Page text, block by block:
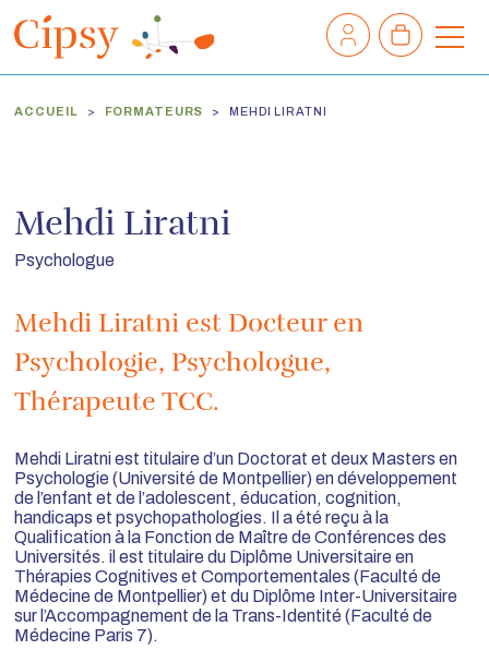
Mon
compte
Mon
panier
e
ACCUEIL FORMATEURS MEHDI LIRATNI
Mehdi Liratni
Psychologue
Mehdi Liratni est Docteur en
Psychologie, Psychologue,
Thérapeute TCC.
Mehdi Liratni est titulaire d’un Doctorat et deux Masters en
Psychologie (Université de Montpellier) en développement
de l’enfant et de l’adolescent, éducation, cognition,
handicaps et psychopathologies. Il a été reçu à la
Qualification à la Fonction de Maître de Conférences des
Universités. il est titulaire du Diplôme Universitaire en
Thérapies Cognitives et Comportementales (Faculté de
Médecine de Montpellier) et du Diplôme Inter-Universitaire
sur l’Accompagnement de la Trans-Identité (Faculté de
Médecine Paris 7).